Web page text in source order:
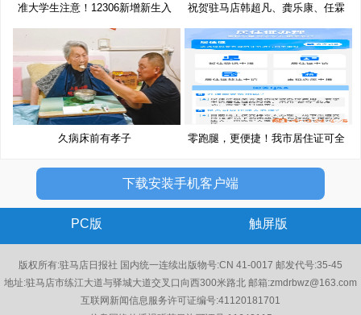
准大学生注意！12306新增新生入
学
祝贺驻马店韩超凡、龚乐康、任霖
潇
久病床前有孝子
零跑腿，更便捷！我市居住证可全
下载安装手机客户端
PC版 触屏版
版权所有:驻马店日报社 国内统一连续出版物号:CN 41-0017 邮发代号:35-45
地址:驻马店市练江大道与驿城大道交叉口向西300米路北 邮箱:zmdrbwz@163.com
互联网新闻信息服务许可证编号:41120181701